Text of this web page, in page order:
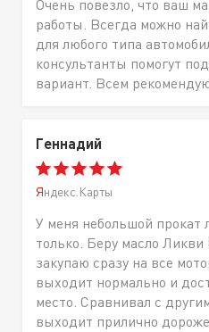
Очень повезло, что ваш
работы. Всегда можно
для любого типа
консультанты помогут
вариант. Всем
Геннадий
Яндекс.Карты
У меня небольшой прокат
только. Беру масло
закупаю сразу на все
выходит нормально и
место. Сравнивал с
выходит прилично